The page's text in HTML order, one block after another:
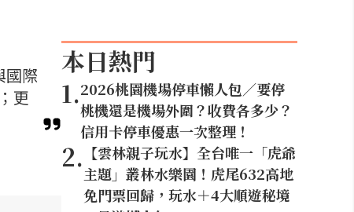
國際
更
本日熱門
1.2026桃園機場停車懶人包／要停
桃機還是機場外圍？收費各多少？
信用卡停車優惠一次整理！
2. 【雲林親子玩水】全台唯一「虎爺
主題」叢林水樂園！虎尾632高地
免門票回歸，玩水＋4大順遊秘境